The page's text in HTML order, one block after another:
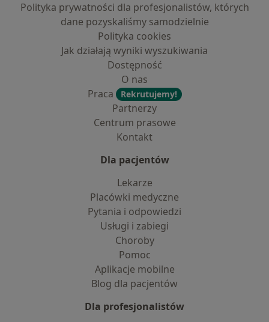
Polityka prywatności dla profesjonalistów, których
dane pozyskaliśmy samodzielnie
Polityka cookies
Jak działają wyniki wyszukiwania
Dostępność
O nas
Praca
Rekrutujemy!
Partnerzy
Centrum prasowe
Kontakt
Dla pacjentów
Lekarze
Placówki medyczne
Pytania i odpowiedzi
Usługi i zabiegi
Choroby
Pomoc
Aplikacje mobilne
Blog dla pacjentów
Dla profesjonalistów